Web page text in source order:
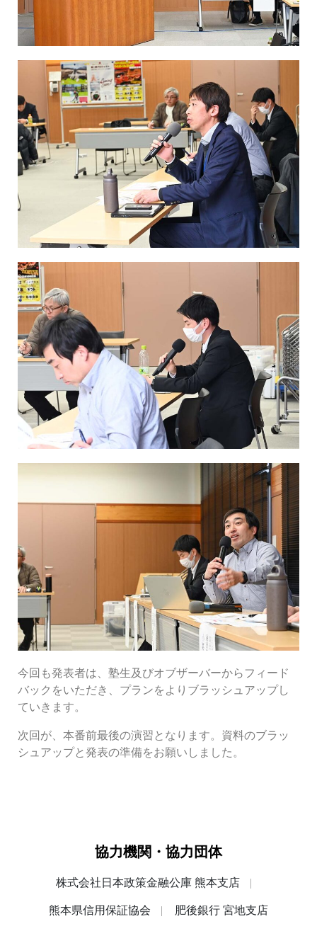
今回も発表者は、塾生及びオブザーバーからフィード
バックをいただき、プランをよりブラッシュアップし
ていきます。
次回が、本番前最後の演習となります。資料のブラッ
シュアップと発表の準備をお願いしました。
協力機関・協力団体
株式会社日本政策金融公庫 熊本支店
熊本県信用保証協会 肥後銀行 宮地支店